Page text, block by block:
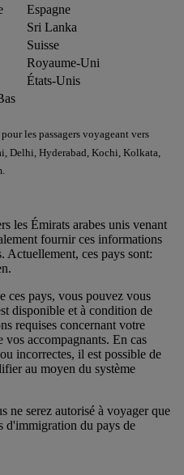
Espagne
Sri Lanka
Suisse
Royaume-Uni
États-Unis
les passagers voyageant vers
Delhi, Hyderabad, Kochi, Kolkata,
les Émirats arabes unis venant
fournir ces informations
Actuellement, ces pays sont:
ces pays, vous pouvez vous
disponible et à condition de
requises concernant votre
vos accompagnants. En cas
incorrectes, il est possible de
au moyen du système
ne serez autorisé à voyager que
d'immigration du pays de